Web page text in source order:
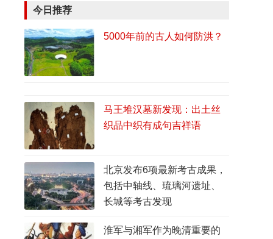
今日推荐
5000年前的古人如何防洪？
马王堆汉墓新发现：出土丝
织品中织有成句吉祥语
北京发布6项最新考古成果，
包括中轴线、琉璃河遗址、
长城等考古发现
淮军与湘军作为晚清重要的